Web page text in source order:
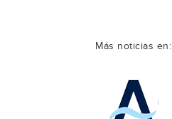
Más noticias en: